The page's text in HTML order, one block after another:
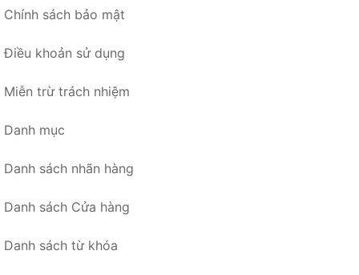
Chính sách bảo mật
Điều khoản sử dụng
Miễn trừ trách nhiệm
Danh mục
Danh sách nhãn hàng
Danh sách Cửa hàng
Danh sách từ khóa